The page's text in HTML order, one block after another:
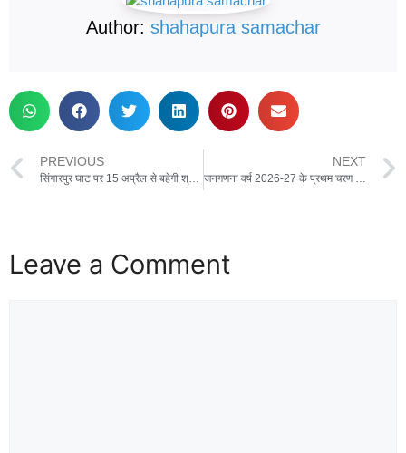
Author: shahapura samachar
PREVIOUS NEXT
Leave a Comment